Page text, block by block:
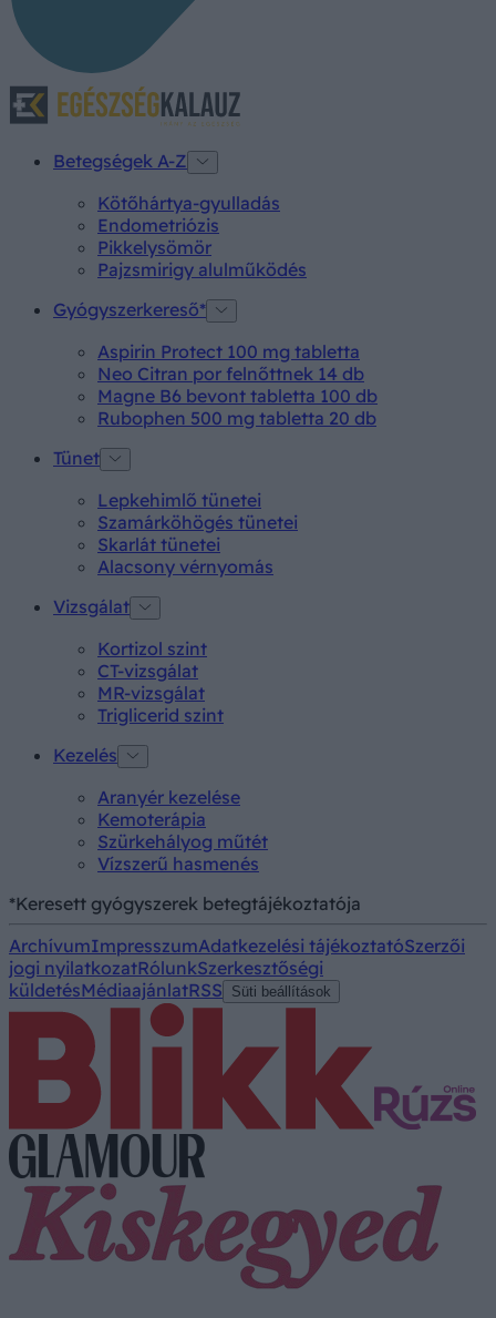
Betegségek A-Z
Kötőhártya-gyulladás
Endometriózis
Pikkelysömör
Pajzsmirigy alulműködés
Gyógyszerkereső*
Aspirin Protect 100 mg tabletta
Neo Citran por felnőttnek 14 db
Magne B6 bevont tabletta 100 db
Rubophen 500 mg tabletta 20 db
Tünet
Lepkehimlő tünetei
Szamárköhögés tünetei
Skarlát tünetei
Alacsony vérnyomás
Vizsgálat
Kortizol szint
CT-vizsgálat
MR-vizsgálat
Triglicerid szint
Kezelés
Aranyér kezelése
Kemoterápia
Szürkehályog műtét
Vízszerű hasmenés
*Keresett gyógyszerek betegtájékoztatója
ArchívumImpresszumAdatkezelési tájékoztatóSzerzői
jogi nyilatkozatRólunkSzerkesztőségi
küldetésMédiaajánlatRSS Süti beállítások